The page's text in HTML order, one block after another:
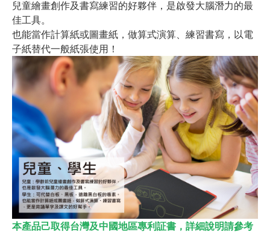
兒童繪畫創作及書寫練習的好夥伴，是啟發大腦潛力的最
佳工具。
也能當作計算紙或圖畫紙，做算式演算、練習書寫，以電
子紙替代一般紙張使用！
本產品己取得台灣及中國地區專利証書，詳細說明請參考